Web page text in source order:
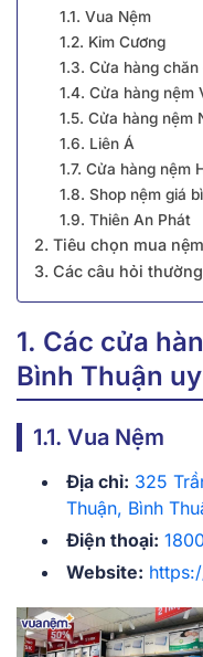
1.1. Vua Nệm
1.2. Kim Cương
1.3. Cửa hàng
1.4. Cửa hàng nệm
1.5. Cửa hàng nệm
1.6. Liên Á
1.7. Cửa hàng nệm
1.8. Shop nệm giá
1.9. Thiên An Phát
2. Tiêu chọn mua
3. Các câu hỏi
1. Các cửa
Bình Thuận
1.1. Vua Nệm
Địa chỉ: 325
Thuận, Bình
Điện thoại:
Website: